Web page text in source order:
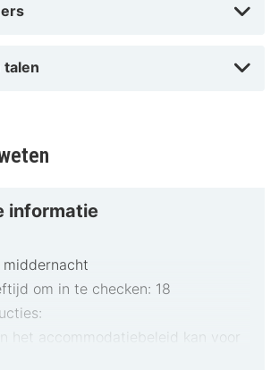
talen
informatie
om in te checken: 18
het accommodatiebeleid kan voor
een toeslag in rekening worden